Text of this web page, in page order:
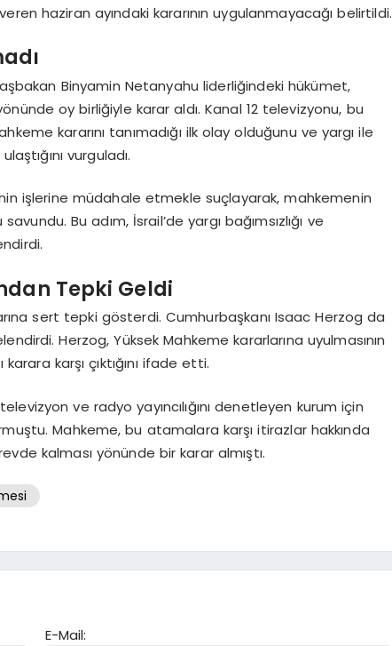
haziran ayındaki kararının uygulanmayacağı belirtildi.
Binyamin Netanyahu liderliğindeki hükümet,
oy birliğiyle karar aldı. Kanal 12 televizyonu, bu
kararını tanımadığı ilk olay olduğunu ve yargı ile
vurguladı.
işlerine müdahale etmekle suçlayarak, mahkemenin
Bu adım, İsrail’de yargı bağımsızlığı ve
Tepki Geldi
sert tepki gösterdi. Cumhurbaşkanı Isaac Herzog da
Herzog, Yüksek Mahkeme kararlarına uyulmasının
karşı çıktığını ifade etti.
ve radyo yayıncılığını denetleyen kurum için
Mahkeme, bu atamalara karşı itirazlar hakkında
kalması yönünde bir karar almıştı.
E-Mail: